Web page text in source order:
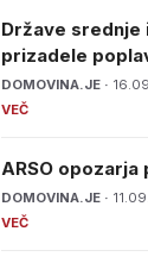
Države srednje
prizadele
DOMOVINA.JE ·
ARSO opozarja
DOMOVINA.JE ·